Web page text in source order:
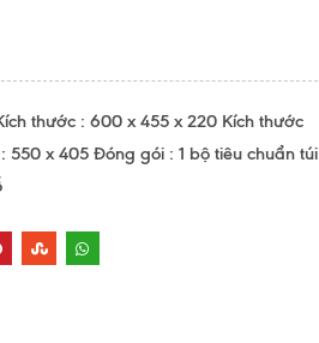
thước : 600 x 455 x 220 Kích thước
x 405 Đóng gói : 1 bộ tiêu chuẩn túi